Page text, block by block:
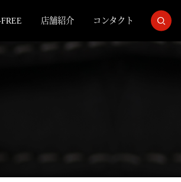
店舗紹介 コンタクト